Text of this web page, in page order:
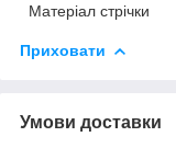
Матеріал стрічки
Приховати
Умови доставки